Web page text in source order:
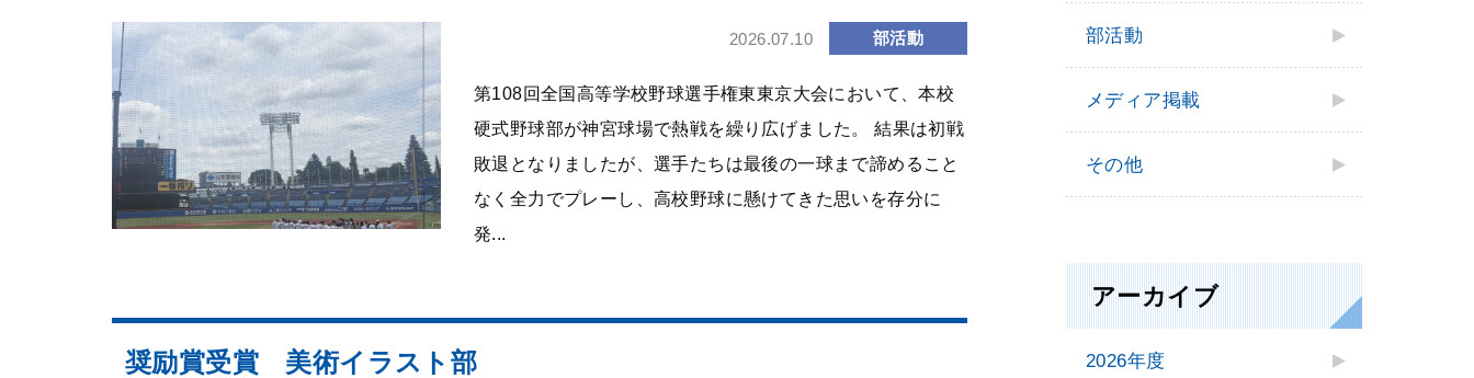
2026.07.10 部活動
第108回全国高等学校野球選手権東東京大会において、本校
硬式野球部が神宮球場で熱戦を繰り広げました。 結果は初戦
敗退となりましたが、選手たちは最後の一球まで諦めること
なく全力でプレーし、高校野球に懸けてきた思いを存分に
発...
奨励賞受賞 美術イラスト部
部活動
メディア掲載
その他
アーカイブ
2026年度